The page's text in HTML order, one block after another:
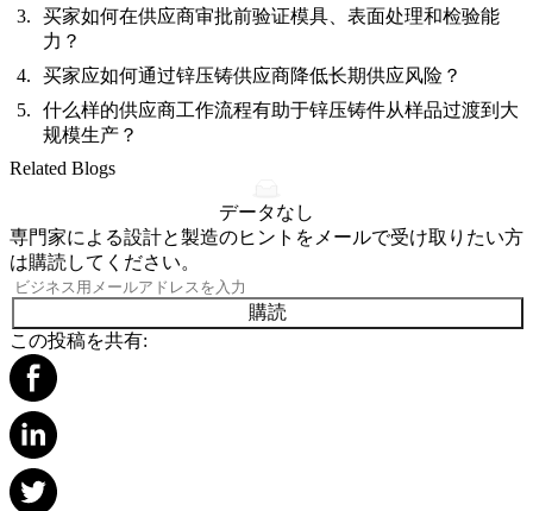
买家如何在供应商审批前验证模具、表面处理和检验能
力？
买家应如何通过锌压铸供应商降低长期供应风险？
什么样的供应商工作流程有助于锌压铸件从样品过渡到大
规模生产？
Related Blogs
データなし
専門家による設計と製造のヒントをメールで受け取りたい方
は購読してください。
購読
この投稿を共有: